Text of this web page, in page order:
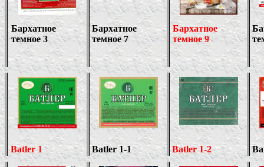
Бархатное
темное 3
Бархатное
темное 7
Бархатное
темное 9
Batler1 Batler1-1 Batler 1-2